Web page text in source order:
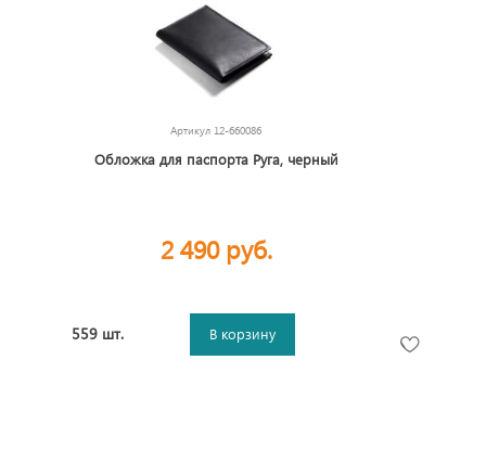
Артикул 12-660086
Обложка для паспорта Руга, черный
2 490 руб.
559 шт. В корзину